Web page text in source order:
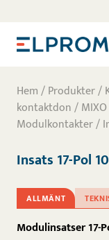
Hem/Produkter/
kontaktdon/
Modulkontakter/
Insats 17-Pol
ALLMÄNT
Modulinsatser 17-